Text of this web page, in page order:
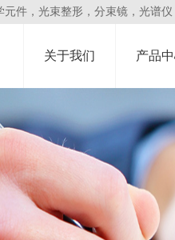
件，光束整形，分束镜，光谱
关于我们 产品